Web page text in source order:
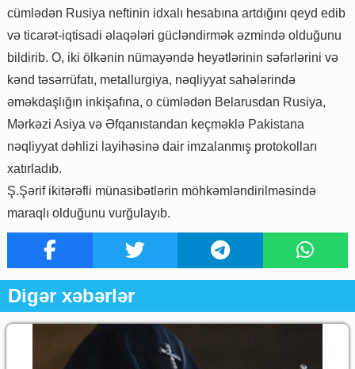
cümlədən Rusiya neftinin idxalı hesabına artdığını qeyd edib
və ticarət-iqtisadi əlaqələri gücləndirmək əzmində olduğunu
bildirib. O, iki ölkənin nümayəndə heyətlərinin səfərlərini və
kənd təsərrüfatı, metallurgiya, nəqliyyat sahələrində
əməkdaşlığın inkişafına, o cümlədən Belarusdan Rusiya,
Mərkəzi Asiya və Əfqanıstandan keçməklə Pakistana
nəqliyyat dəhlizi layihəsinə dair imzalanmış protokolları
xatırladıb.
Ş.Şərif ikitərəfli münasibətlərin möhkəmləndirilməsində
maraqlı olduğunu vurğulayıb.
Digər xəbərlər